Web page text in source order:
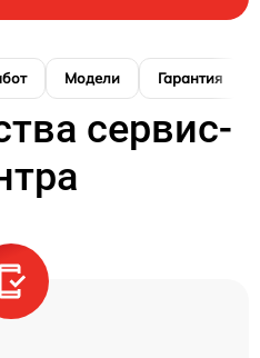
Модели Гарантия
сервис-